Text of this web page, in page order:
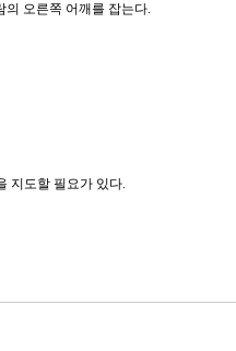
오른쪽 어깨를 잡는다.
지도할 필요가 있다.